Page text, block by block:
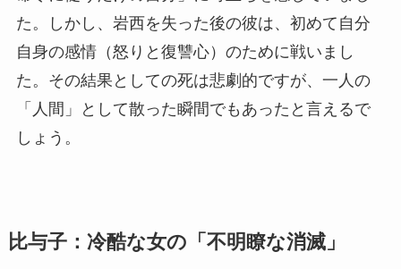
た。しかし、岩西を失った後の彼は、初めて自分
自身の感情（怒りと復讐心）のために戦いまし
た。その結果としての死は悲劇的ですが、一人の
「人間」として散った瞬間でもあったと言えるで
しょう。
比与子：冷酷な女の「不明瞭な消滅」